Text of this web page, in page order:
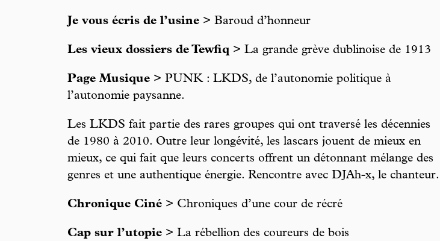
Je vous écris de l’usine > Baroud d’honneur
Les vieux dossiers de Tewfiq > La grande grève dublinoise de 1913
Page Musique > PUNK : LKDS, de l’autonomie politique à
l’autonomie paysanne.
Les LKDS fait partie des rares groupes qui ont traversé les décennies
de 1980 à 2010. Outre leur longévité, les lascars jouent de mieux en
mieux, ce qui fait que leurs concerts offrent un détonnant mélange des
genres et une authentique énergie. Rencontre avec DJAh-x, le chanteur.
Chronique Ciné > Chroniques d’une cour de récré
Cap sur l’utopie > La rébellion des coureurs de bois